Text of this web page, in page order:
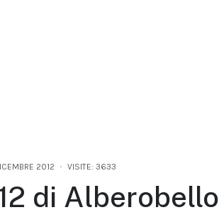
2012 VISITE: 3633
di Alberobello